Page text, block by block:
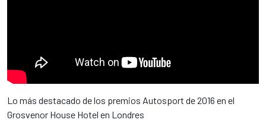
Lo más destacado de los premios Autosport de 2016 en el
Grosvenor House Hotel en Londres